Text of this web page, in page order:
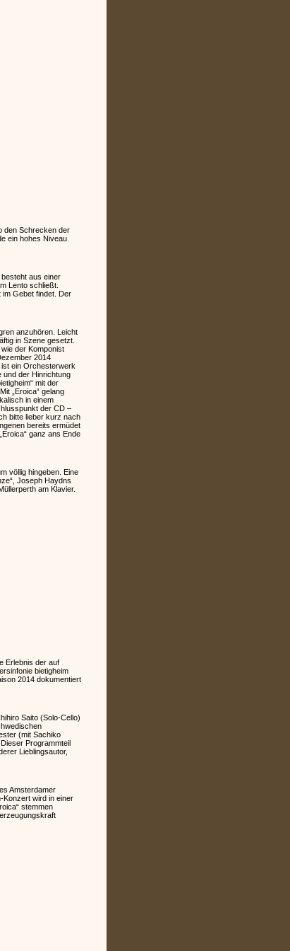
den Schrecken der
ein hohes Niveau
aus einer
Lento schließt.
Gebet findet. Der
anzuhören. Leicht
in Szene gesetzt.
der Komponist
2014
ein Orchesterwerk
und der Hinrichtung
mit der
„Eroica“ gelang
in einem
der CD –
bitte lieber kurz nach
bereits ermüdet
ganz ans Ende
völlig hingeben. Eine
Joseph Haydns
am Klavier.
Erlebnis der auf
bietigheim
2014 dokumentiert
Saito (Solo-Cello)
(mit Sachiko
Programmteil
Lieblingsautor,
Amsterdamer
Konzert wird in einer
stemmen